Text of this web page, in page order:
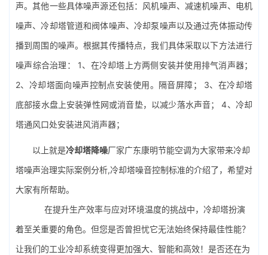
声。其他一些具体噪声源还包括：风机噪声、减速机噪声、电机
噪声、冷却塔管道和阀体噪声、冷却泵噪声以及通过壳体振动传
播到周围的噪声。根据其传播特点，我们具体采取以下方法进行
噪声综合治理： 1、在冷却塔上方两侧安装并使用排气消声器；
2、冷却塔面向噪声控制点安装使用。隔音屏障； 3、在冷却塔
底部接水盘上安装弹性网或消音垫，以减少落水声音； 4、冷却
塔通风口处安装进风消声器；
以上就是冷却塔降噪厂家广东康明节能空调为大家带来冷却
塔噪声治理实际案例分析,冷却塔噪音控制标准的介绍了，希望对
大家有所帮助。
在提升生产效率与应对环境温度的挑战中，冷却塔扮演
着至关重要的角色。但您是否曾担忧它无法始终保持最佳性能？
让我们的工业冷却系统变得更加强大、智能和高效！是否还在为